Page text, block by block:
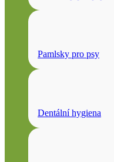
Pamlsky pro psy
Dentální hygiena